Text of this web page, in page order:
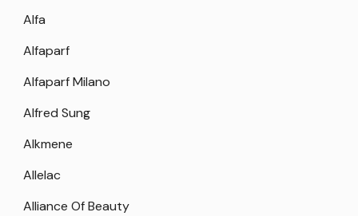
Alfa
Alfaparf
Alfaparf Milano
Alfred Sung
Alkmene
Allelac
Alliance Of Beauty